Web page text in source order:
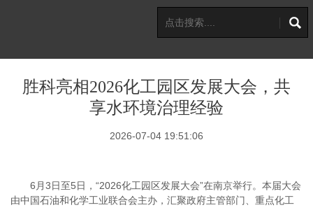
胜科亮相2026化工园区发展大会，共
享水环境治理经验
2026-07-04 19:51:06
6月3日至5日，“2026化工园区发展大会”在南京举行。本届大会
由中国石油和化学工业联合会主办，汇聚政府主管部门、重点化工